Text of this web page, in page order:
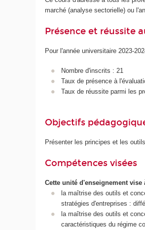
marché (analyse sectorielle) ou
Présence et réussite
Pour l'année universitaire 2023-
Nombre d'inscrits : 21
Taux de présence à
Taux de réussite parmi les
Objectifs
Présenter les principes et les
Compétences visées
Cette unité d'enseignement
la maîtrise des outils et
stratégies d'entreprises :
la maîtrise des outils et
caractéristiques du régime